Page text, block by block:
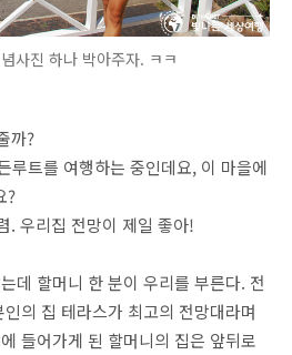
사진 하나 박아주자. ㅋㅋ
까?
루트를 여행하는 중인데요, 이 마을에
?
. 우리집 전망이 제일 좋아!
데 할머니 한 분이 우리를 부른다. 전
의 집 테라스가 최고의 전망대라며
들어가게 된 할머니의 집은 앞뒤로